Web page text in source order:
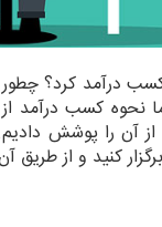
کسب درآمد کرد؟
نحوه کسب درآمد
آن را پوشش
کنید و از طریق